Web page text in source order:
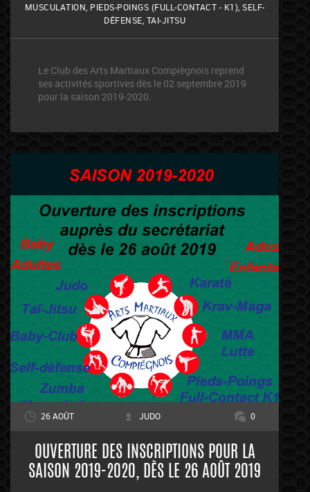
MUSCULATION PIEDS-POINGS (FULL-CONTACT - K1) SELF-
DÉFENSE TAI-JITSU
Le Club des Arts Martiaux Compiègnois reprend
ses activités sportives dès le 02 septembre 2019
pour la saison 2019-2020.
26 AOÛT JUDO 0
OUVERTURE DES INSCRIPTIONS POUR LA
SAISON 2019-2020, DÈS LE 26 AOÛT 2019